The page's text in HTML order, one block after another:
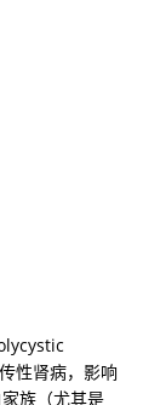
性肾病，影响
族（尤其是